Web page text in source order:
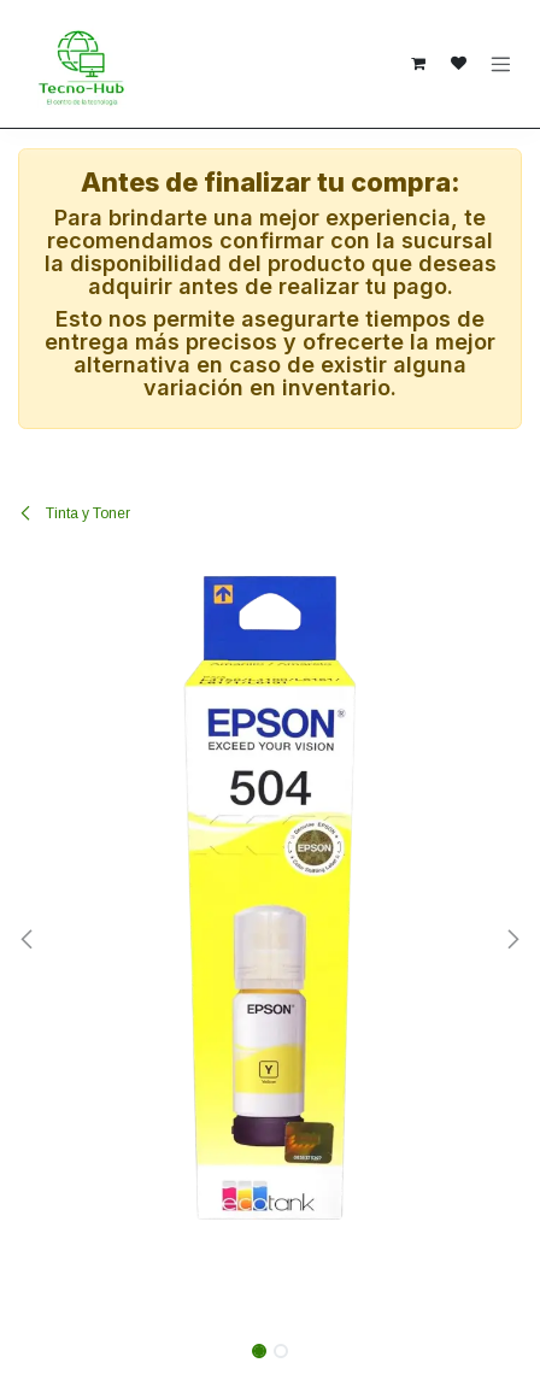
Antes de finalizar tu compra:
Para brindarte una mejor experiencia, te
recomendamos confirmar con la sucursal
la disponibilidad del producto que deseas
adquirir antes de realizar tu pago.
Esto nos permite asegurarte tiempos de
entrega más precisos y ofrecerte la mejor
alternativa en caso de existir alguna
variación en inventario.
Tinta y Toner